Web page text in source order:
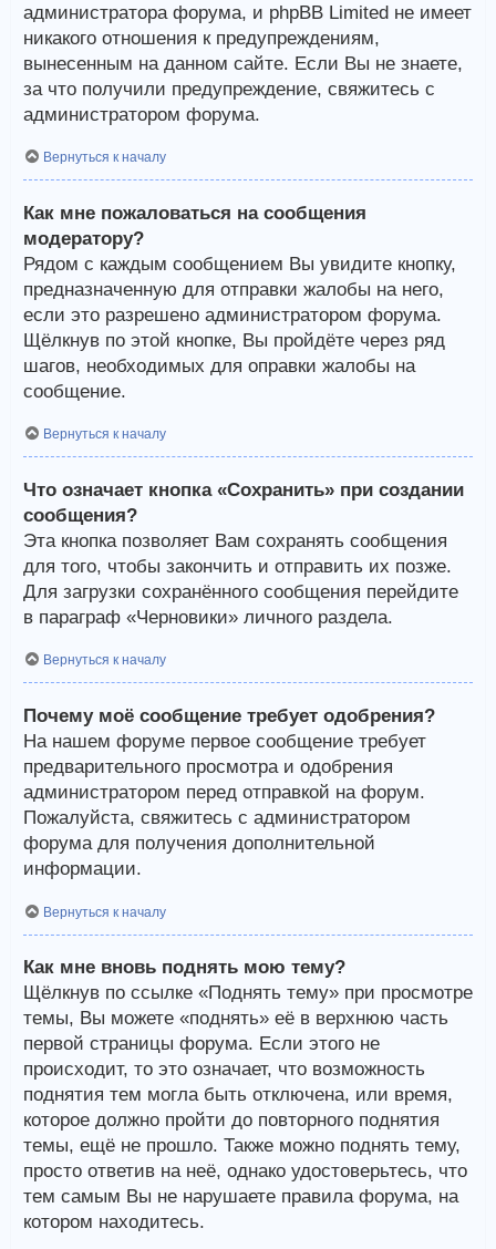
администратора форума, и phpBB Limited не имеет
никакого отношения к предупреждениям,
вынесенным на данном сайте. Если Вы не знаете,
за что получили предупреждение, свяжитесь с
администратором форума.
Вернуться к началу
Как мне пожаловаться на сообщения
модератору?
Рядом с каждым сообщением Вы увидите кнопку,
предназначенную для отправки жалобы на него,
если это разрешено администратором форума.
Щёлкнув по этой кнопке, Вы пройдёте через ряд
шагов, необходимых для оправки жалобы на
сообщение.
Вернуться к началу
Что означает кнопка «Сохранить» при создании
сообщения?
Эта кнопка позволяет Вам сохранять сообщения
для того, чтобы закончить и отправить их позже.
Для загрузки сохранённого сообщения перейдите
в параграф «Черновики» личного раздела.
Вернуться к началу
Почему моё сообщение требует одобрения?
На нашем форуме первое сообщение требует
предварительного просмотра и одобрения
администратором перед отправкой на форум.
Пожалуйста, свяжитесь с администратором
форума для получения дополнительной
информации.
Вернуться к началу
Как мне вновь поднять мою тему?
Щёлкнув по ссылке «Поднять тему» при просмотре
темы, Вы можете «поднять» её в верхнюю часть
первой страницы форума. Если этого не
происходит, то это означает, что возможность
поднятия тем могла быть отключена, или время,
которое должно пройти до повторного поднятия
темы, ещё не прошло. Также можно поднять тему,
просто ответив на неё, однако удостоверьтесь, что
тем самым Вы не нарушаете правила форума, на
котором находитесь.